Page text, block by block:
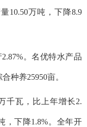
10.50万吨，下降8.9
。名优特水产品
种养25950亩。
千瓦，比上年增长2.
，下降1.8%。全年开